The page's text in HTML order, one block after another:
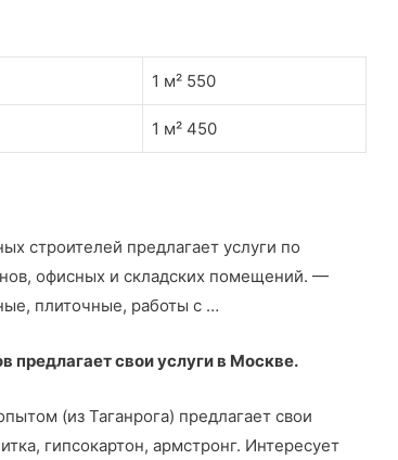
1 м² 550
1 м² 450
строителей предлагает услуги по
офисных и складских помещений. —
плиточные, работы с …
предлагает свои услуги в Москве.
(из Таганрога) предлагает свои
гипсокартон, армстронг. Интересует